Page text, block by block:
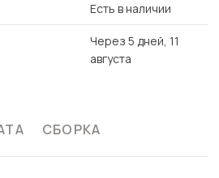
Есть в наличии
Через 5 дней, 11
августа
СБОРКА